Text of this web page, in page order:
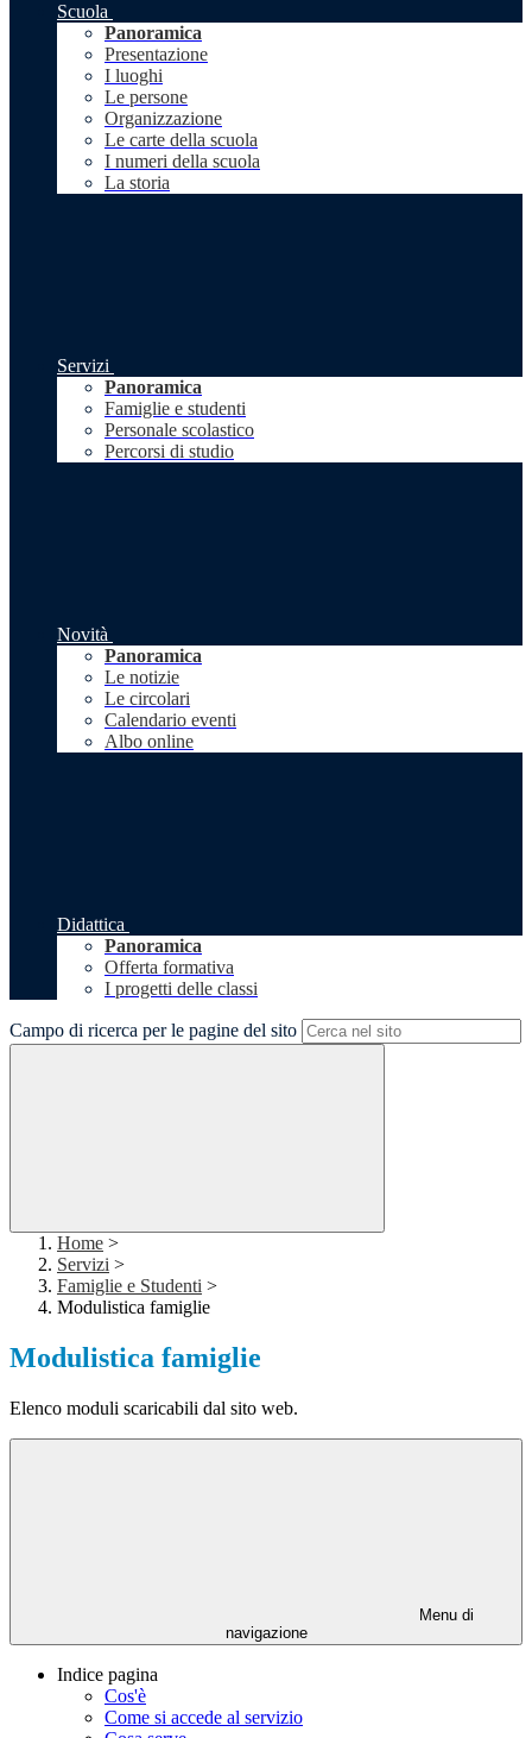
Scuola
Panoramica
Presentazione
I luoghi
Le persone
Organizzazione
Le carte della scuola
I numeri della scuola
La storia
Servizi
Panoramica
Famiglie e studenti
Personale scolastico
Percorsi di studio
Novità
Panoramica
Le notizie
Le circolari
Calendario eventi
Albo online
Didattica
Panoramica
Offerta formativa
I progetti delle classi
Campo di ricerca per le pagine del sito
Home >
Servizi >
Famiglie e Studenti >
Modulistica famiglie
Modulistica famiglie
Elenco moduli scaricabili dal sito web.
Menu di
navigazione
Indice pagina
Cos'è
Come si accede al servizio